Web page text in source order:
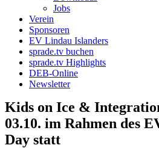
Jobs
Verein
Sponsoren
EV Lindau Islanders
sprade.tv buchen
sprade.tv Highlights
DEB-Online
Newsletter
Kids on Ice &
03.10. im Rahmen des
Day statt